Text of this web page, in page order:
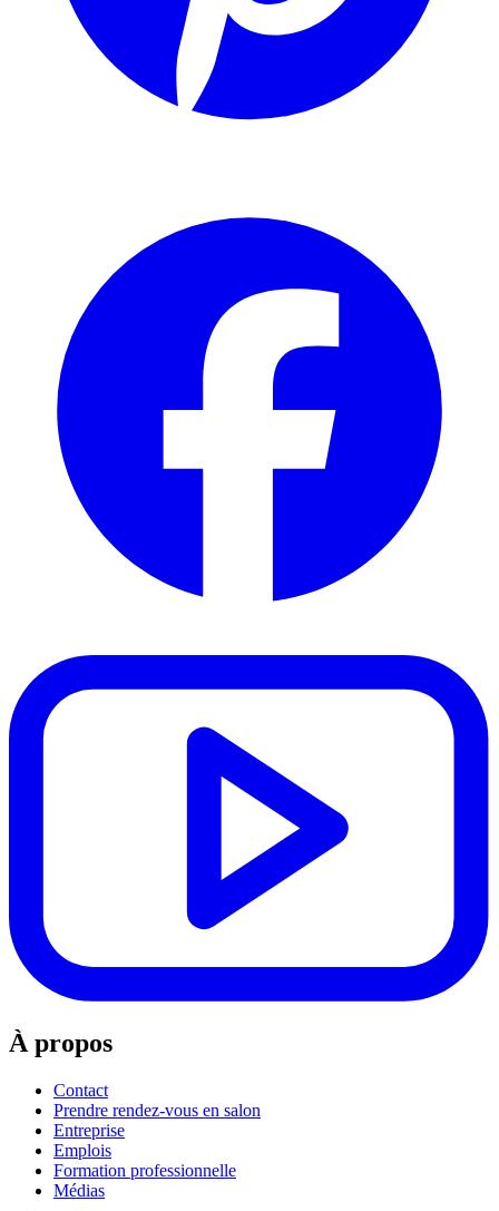
À propos
Contact
Prendre rendez-vous en salon
Entreprise
Emplois
Formation professionnelle
Médias